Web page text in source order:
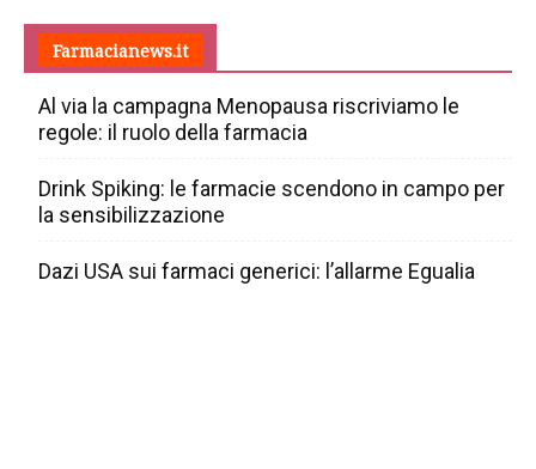
Farmacianews.it
Al via la campagna Menopausa riscriviamo le
regole: il ruolo della farmacia
Drink Spiking: le farmacie scendono in campo per
la sensibilizzazione
Dazi USA sui farmaci generici: l’allarme Egualia